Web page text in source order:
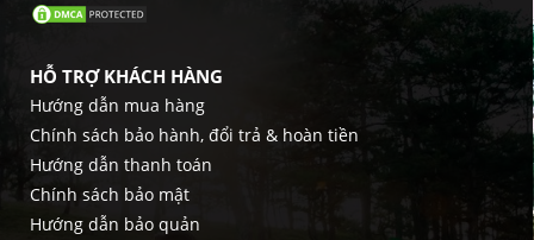
HỖ TRỢ KHÁCH HÀNG
Hướng dẫn mua hàng
Chính sách bảo hành, đổi trả & hoàn tiền
Hướng dẫn thanh toán
Chính sách bảo mật
Hướng dẫn bảo quản